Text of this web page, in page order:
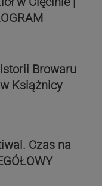
Browaru
Książnicy
Czas na